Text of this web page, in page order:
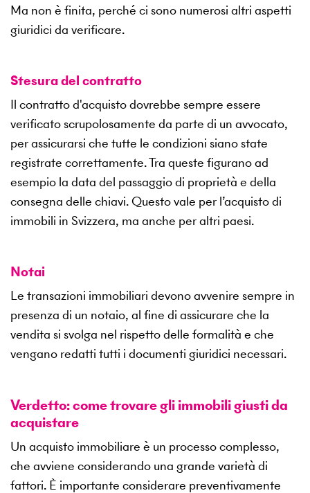
Ma non è finita, perché ci sono numerosi altri aspetti
giuridici da verificare.
Stesura del contratto
Il contratto d'acquisto dovrebbe sempre essere
verificato scrupolosamente da parte di un avvocato,
per assicurarsi che tutte le condizioni siano state
registrate correttamente. Tra queste figurano ad
esempio la data del passaggio di proprietà e della
consegna delle chiavi. Questo vale per l’acquisto di
immobili in Svizzera, ma anche per altri paesi.
Notai
Le transazioni immobiliari devono avvenire sempre in
presenza di un notaio, al fine di assicurare che la
vendita si svolga nel rispetto delle formalità e che
vengano redatti tutti i documenti giuridici necessari.
Verdetto: come trovare gli immobili giusti da
acquistare
Un acquisto immobiliare è un processo complesso,
che avviene considerando una grande varietà di
fattori. È importante considerare preventivamente